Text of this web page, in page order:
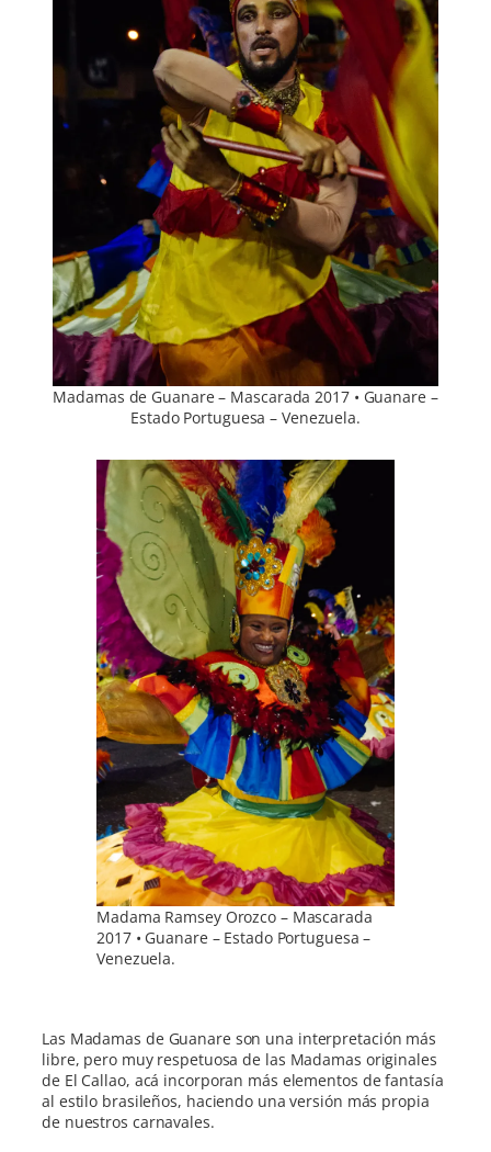
Madamas de Guanare – Mascarada 2017 • Guanare –
Estado Portuguesa – Venezuela.
Madama Ramsey Orozco – Mascarada
2017 • Guanare – Estado Portuguesa –
Venezuela.
Las Madamas de Guanare son una interpretación más
libre, pero muy respetuosa de las Madamas originales
de El Callao, acá incorporan más elementos de fantasía
al estilo brasileños, haciendo una versión más propia
de nuestros carnavales.